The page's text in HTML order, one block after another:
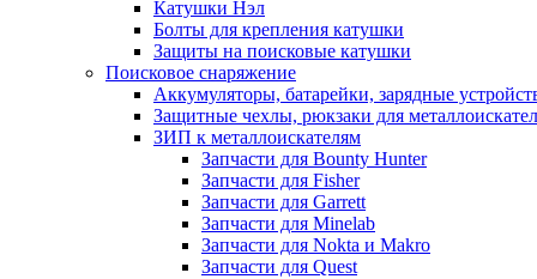
Катушки Нэл
Болты для крепления катушки
Защиты на поисковые катушки
Поисковое снаряжение
Аккумуляторы, батарейки, зарядные
Защитные чехлы, рюкзаки для
ЗИП к металлоискателям
Запчасти для Bounty Hunter
Запчасти для Fisher
Запчасти для Garrett
Запчасти для Minelab
Запчасти для Nokta и Makro
Запчасти для Quest